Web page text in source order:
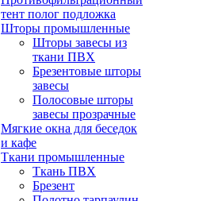
тент полог подложка
Шторы промышленные
Шторы завесы из
ткани ПВХ
Брезентовые шторы
завесы
Полосовые шторы
завесы прозрачные
Мягкие окна для беседок
и кафе
Ткани промышленные
Ткань ПВХ
Брезент